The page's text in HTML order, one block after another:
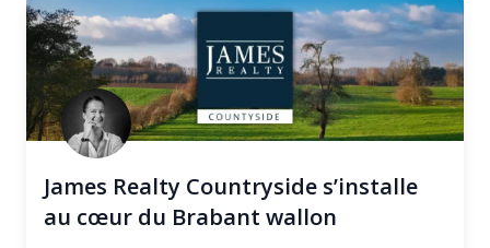
James Realty Countryside s’installe
au cœur du Brabant wallon